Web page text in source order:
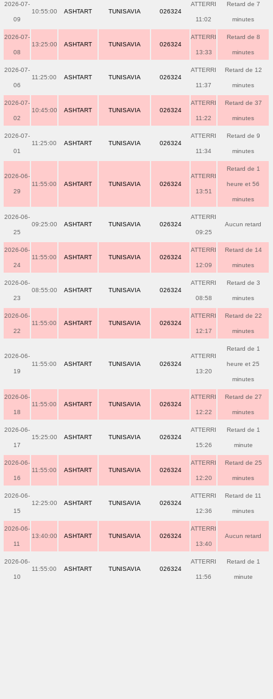
2026-07-
09
10:55:00 ASHTART TUNISAVIA 026324
ATTERRI
11:02
Retard de 7
minutes
2026-07-
08
13:25:00 ASHTART TUNISAVIA 026324
ATTERRI
13:33
Retard de 8
minutes
2026-07-
06
11:25:00 ASHTART TUNISAVIA 026324
ATTERRI
11:37
Retard de 12
minutes
2026-07-
02
10:45:00 ASHTART TUNISAVIA 026324
ATTERRI
11:22
Retard de 37
minutes
2026-07-
01
11:25:00 ASHTART TUNISAVIA 026324
ATTERRI
11:34
Retard de 9
minutes
2026-06-
29
11:55:00 ASHTART TUNISAVIA 026324
ATTERRI
13:51
Retard de 1
heure et 56
minutes
2026-06-
25
09:25:00 ASHTART TUNISAVIA 026324
ATTERRI
09:25
Aucun retard
2026-06-
24
11:55:00 ASHTART TUNISAVIA 026324
ATTERRI
12:09
Retard de 14
minutes
2026-06-
23
08:55:00 ASHTART TUNISAVIA 026324
ATTERRI
08:58
Retard de 3
minutes
2026-06-
22
11:55:00 ASHTART TUNISAVIA 026324
ATTERRI
12:17
Retard de 22
minutes
2026-06-
19
11:55:00 ASHTART TUNISAVIA 026324
ATTERRI
13:20
Retard de 1
heure et 25
minutes
2026-06-
18
11:55:00 ASHTART TUNISAVIA 026324
ATTERRI
12:22
Retard de 27
minutes
2026-06-
17
15:25:00 ASHTART TUNISAVIA 026324
ATTERRI
15:26
Retard de 1
minute
2026-06-
16
11:55:00 ASHTART TUNISAVIA 026324
ATTERRI
12:20
Retard de 25
minutes
2026-06-
15
12:25:00 ASHTART TUNISAVIA 026324
ATTERRI
12:36
Retard de 11
minutes
2026-06-
11
13:40:00 ASHTART TUNISAVIA 026324
ATTERRI
13:40
Aucun retard
2026-06-
10
11:55:00 ASHTART TUNISAVIA 026324
ATTERRI
11:56
Retard de 1
minute